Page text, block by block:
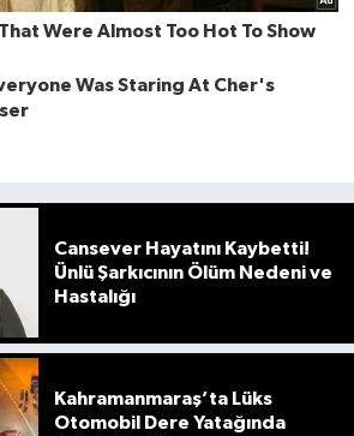
Cansever Hayatını Kaybetti!
Ünlü Şarkıcının Ölüm Nedeni ve
Hastalığı
Kahramanmaraş’ta Lüks
Otomobil Dere Yatağında